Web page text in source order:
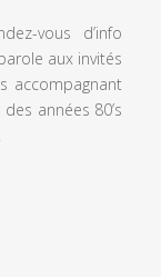
vous d’info
aux invités
accompagnant
années 80’s